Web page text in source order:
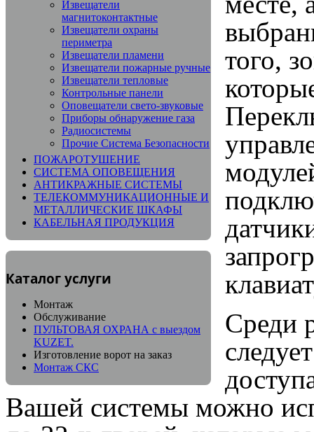
Извещатели
магнитоконтактные
Извещатели охраны
периметра
Извещатели пламени
Извещатели пожарные ручные
Извещатели тепловые
Контрольные панели
Оповещатели свето-звуковые
Приборы обнаружение газа
Радиосистемы
Прочие Система Безопасности
ПОЖАРОТУШЕНИЕ
СИСТЕМА ОПОВЕЩЕНИЯ
АНТИКРАЖНЫЕ СИСТЕМЫ
ТЕЛЕКОММУНИКАЦИОННЫЕ И
МЕТАЛЛИЧЕСКИЕ ШКАФЫ
КАБЕЛЬНАЯ ПРОДУКЦИЯ
Каталог услуги
Монтаж
Обслуживание
ПУЛЬТОВАЯ ОХРАНА с выездом
KUZET.
Изготовление ворот на заказ
Монтаж СКС
того,
Среди
Вашей системы можно